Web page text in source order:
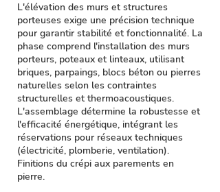
L'élévation des murs et structures
porteuses exige une précision technique
pour garantir stabilité et fonctionnalité. La
phase comprend l'installation des murs
porteurs, poteaux et linteaux, utilisant
briques, parpaings, blocs béton ou pierres
naturelles selon les contraintes
structurelles et thermoacoustiques.
L'assemblage détermine la robustesse et
l'efficacité énergétique, intégrant les
réservations pour réseaux techniques
(électricité, plomberie, ventilation).
Finitions du crépi aux parements en
pierre.